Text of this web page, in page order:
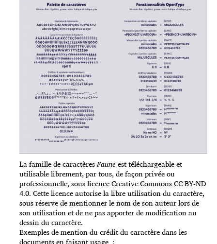
La famille de caractèresFauneest téléchargeable et
utilisable librement, par tous, de façon privée ou
professionnelle, sous licence Creative Commons CC BY-ND
4.0. Cette licence autorise la libre utilisation du caractère,
sous réserve de mentionner le nom de son auteur lors de
son utilisation et de ne pas apporter de modification au
dessin du caractère.
Exemples de mention du crédit du caractère dans les